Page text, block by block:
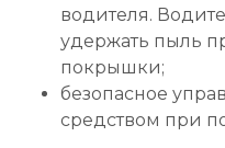
водителя.
удержать пыль
покрышки;
безопасное
средством при